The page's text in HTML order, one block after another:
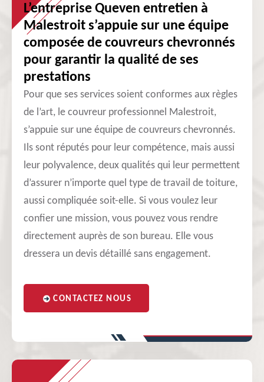
L’entreprise Queven entretien à
Malestroit s’appuie sur une équipe
composée de couvreurs chevronnés
pour garantir la qualité de ses
prestations
Pour que ses services soient conformes aux règles
de l’art, le couvreur professionnel Malestroit,
s’appuie sur une équipe de couvreurs chevronnés.
Ils sont réputés pour leur compétence, mais aussi
leur polyvalence, deux qualités qui leur permettent
d’assurer n’importe quel type de travail de toiture,
aussi compliquée soit-elle. Si vous voulez leur
confier une mission, vous pouvez vous rendre
directement auprès de son bureau. Elle vous
dressera un devis détaillé sans engagement.
CONTACTEZ NOUS